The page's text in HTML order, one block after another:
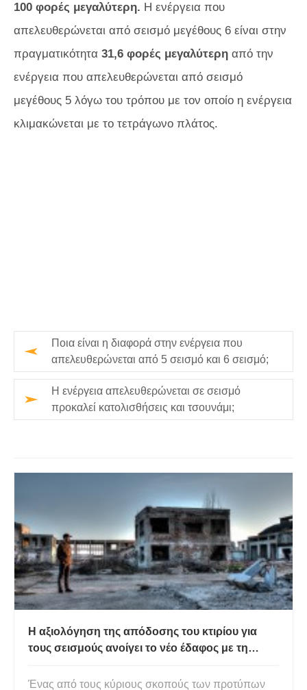
100 φορές μεγαλύτερη. Η ενέργεια που
απελευθερώνεται από σεισμό μεγέθους 6 είναι στην
πραγματικότητα 31,6 φορές μεγαλύτερη από την
ενέργεια που απελευθερώνεται από σεισμό
μεγέθους 5 λόγω του τρόπου με τον οποίο η ενέργεια
κλιμακώνεται με το τετράγωνο πλάτος.
Ποια είναι η διαφορά στην ενέργεια που
απελευθερώνεται από 5 σεισμό και 6 σεισμό;
Η ενέργεια απελευθερώνεται σε σεισμό
προκαλεί κατολισθήσεις και τσουνάμι;
Η αξιολόγηση της απόδοσης του κτιρίου για
τους σεισμούς ανοίγει το νέο έδαφος με τη
χρήση ανάλυσης πλευρικής δύναμης
Ένας από τους κύριους σκοπούς των προτύπων